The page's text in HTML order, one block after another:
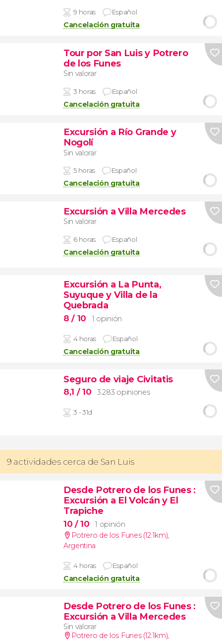
9 horas Español
Cancelación gratuita
Tour por San Luis y Potrero
de los Funes
Sin valorar
3 horas Español
Cancelación gratuita
Excursión a Río Grande y
Nogolí
Sin valorar
5 horas Español
Cancelación gratuita
Excursión a Villa Mercedes
Sin valorar
6 horas Español
Cancelación gratuita
Excursión a La Punta,
Suyuque y Villa de la
Quebrada
8/ 10 1 opinión
4 horas Español
Cancelación gratuita
Seguro de viaje Civitatis
8,1 / 10 3.283 opiniones
3 - 31d
9 actividades cerca de San Luis
Desde Potrero de los Funes :
Excursión a El Volcán y El
Trapiche
10 / 10
1 opinión
Potrero de los Funes (12.1km),
Argentina
4 horas Español
Cancelación gratuita
Desde Potrero de los Funes :
Excursión a Villa Mercedes
Sin valorar
Potrero de los Funes (12.1km),